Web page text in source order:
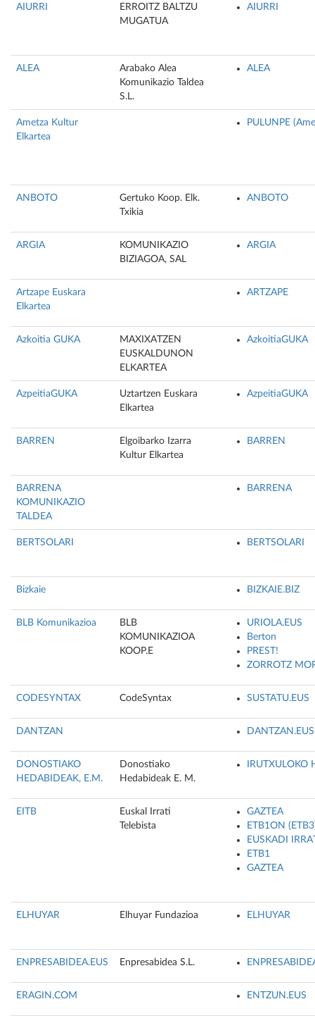
AIURRI
ERROITZ BALTZU
MUGATUA
AIURRI
ALEA
Arabako Alea
Komunikazio Taldea
S.L.
ALEA
Ametza Kultur
Elkartea
PULUNPE
ANBOTO
Gertuko Koop. Elk.
Txikia
ANBOTO
ARGIA
KOMUNIKAZIO
BIZIAGOA, SAL
ARGIA
Artzape Euskara
Elkartea
ARTZAPE
Azkoitia GUKA
MAXIXATZEN
EUSKALDUNON
ELKARTEA
AzkoitiaGUKA
AzpeitiaGUKA
Uztartzen Euskara
Elkartea
AzpeitiaGUKA
BARREN
Elgoibarko Izarra
Kultur Elkartea
BARREN
BARRENA
KOMUNIKAZIO
TALDEA
BARRENA
BERTSOLARI BERTSOLARI
Bizkaie BIZKAIE.BIZ
BLB Komunikazioa
BLB
KOMUNIKAZIOA
KOOP.E
URIOLA.EUS
Berton
PREST!
ZORROTZ
CODESYNTAX CodeSyntax SUSTATU.EUS
DANTZAN DANTZAN.EUS
DONOSTIAKO
HEDABIDEAK, E.M.
Donostiako
Hedabideak E. M.
IRUTXULOKO
EITB
Euskal Irrati
Telebista
GAZTEA
ETB1ON
EUSKADI
ETB1
GAZTEA
ELHUYAR Elhuyar Fundazioa ELHUYAR
ENPRESABIDEA.EUS Enpresabidea S.L.
ERAGIN.COM ENTZUN.EUS